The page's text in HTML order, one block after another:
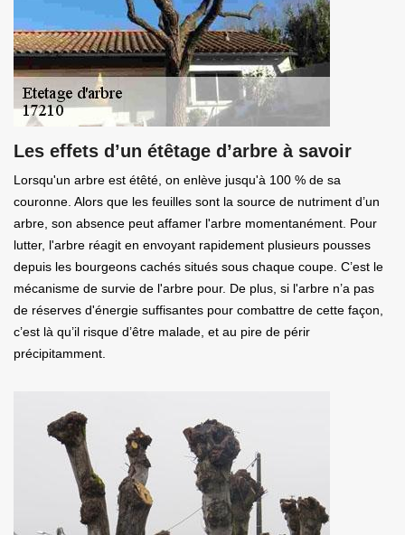
Les effets d’un étêtage d’arbre à savoir
Lorsqu'un arbre est étêté, on enlève jusqu'à 100 % de sa
couronne. Alors que les feuilles sont la source de nutriment d’un
arbre, son absence peut affamer l'arbre momentanément. Pour
lutter, l'arbre réagit en envoyant rapidement plusieurs pousses
depuis les bourgeons cachés situés sous chaque coupe. C’est le
mécanisme de survie de l'arbre pour. De plus, si l'arbre n’a pas
de réserves d'énergie suffisantes pour combattre de cette façon,
c’est là qu’il risque d’être malade, et au pire de périr
précipitamment.